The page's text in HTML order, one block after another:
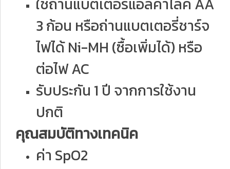
3 ก้อน หรือถ่านแบตเตอรี่ชาร์จ
ไฟได้ Ni-MH (ซื้อเพิ่มได้) หรือ
ต่อไฟ AC
รับประกัน 1 ปี จากการใช้งาน
ปกติ
คุณสมบัติทางเทคนิค
ค่า SpO2